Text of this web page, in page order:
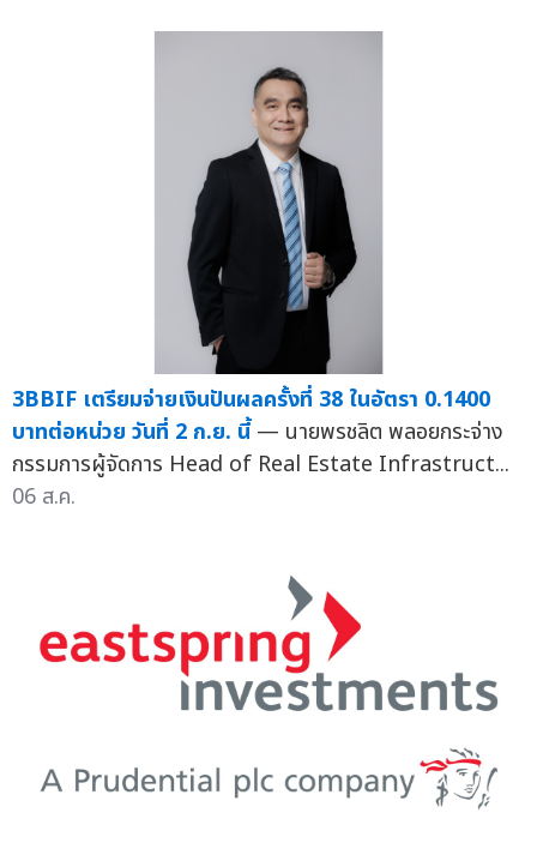
3BBIF เตรียมจ่ายเงินปันผลครั้งที่ 38 ในอัตรา 0.1400
บาทต่อหน่วย วันที่ 2 ก.ย. นี้ — นายพรชลิต พลอยกระจ่าง
กรรมการผู้จัดการ Head of Real Estate Infrastruct...
06 ส.ค.